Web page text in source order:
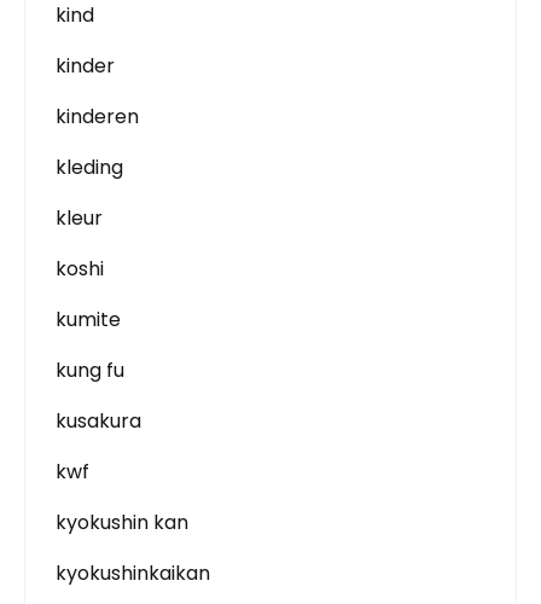
kind
kinder
kinderen
kleding
kleur
koshi
kumite
kung fu
kusakura
kwf
kyokushin kan
kyokushinkaikan